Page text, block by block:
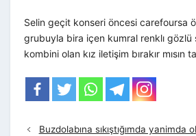
Selin geçit konseri öncesi carefoursa
grubuyla bira içen kumral renklı gözlü
kombini olan kız iletişim bırakır mısın
Buzdolabına sıkıştığımda yanimda